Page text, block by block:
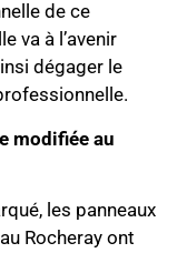
de ce
va à l’avenir
dégager le
modifiée au
les panneaux
Rocheray ont